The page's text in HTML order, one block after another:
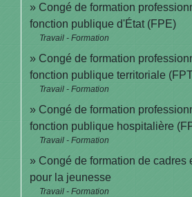
Congé de formation
fonction publique d'État (FPE)
Travail - Formation
Congé de formation
fonction publique territoriale
Travail - Formation
Congé de formation
fonction publique hospitalière
Travail - Formation
Congé de formation de cadres
pour la jeunesse
Travail - Formation